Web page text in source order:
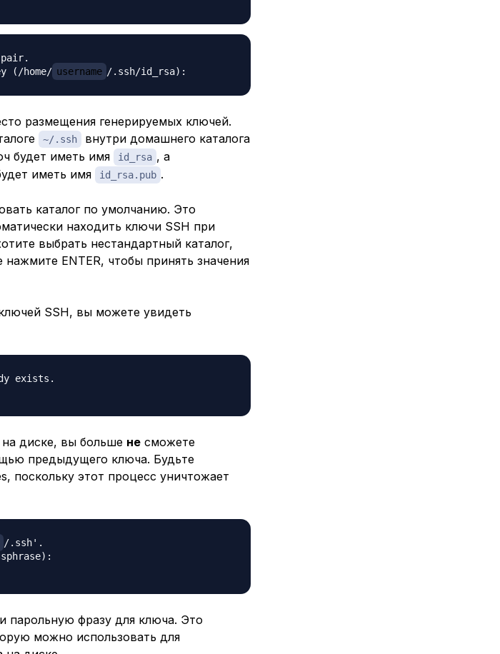
(/home/ username
размещения генерируемых ключей.
~/.ssh
внутри домашнего каталога
будет иметь имя
id_rsa , а
иметь имя
id_rsa.pub .
каталог по умолчанию. Это
находить ключи SSH при
выбрать нестандартный каталог,
ENTER, чтобы принять значения
SSH, вы можете увидеть
exists.
диске, вы больше несможете
предыдущего ключа. Будьте
поскольку этот процесс уничтожает
/.ssh'.
парольную фразу для ключа. Это
можно использовать для